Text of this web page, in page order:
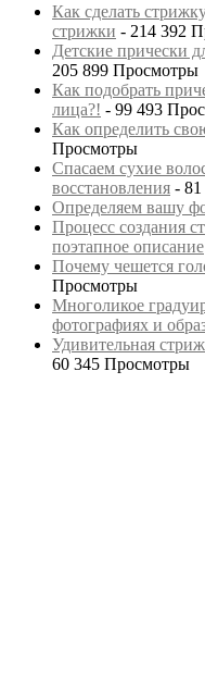
Как сделать
стрижки - 214 392
Детские прически
205 899 Просмотры
Как подобрать
лица?! - 99 493
Как определить
Просмотры
Спасаем сухие
восстановления -
Определяем вашу
Процесс создания
поэтапное описание
Почему чешется
Просмотры
Многоликое
фотографиях и
Удивительная
60 345 Просмотры